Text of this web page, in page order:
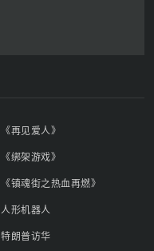
《再见爱人》
《绑架游戏》
《镇魂街之热血再燃》
人形机器人
特朗普访华